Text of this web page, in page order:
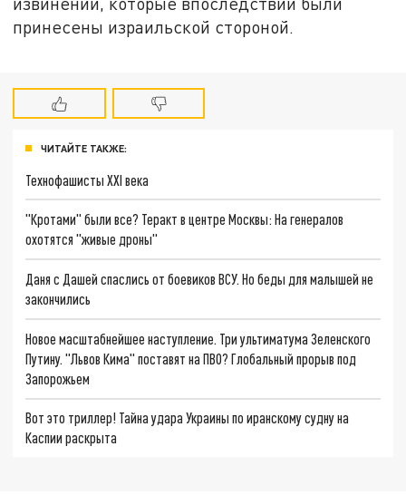
принесены израильской стороной.
ЧИТАЙТЕ ТАКЖЕ:
Технофашисты XXI века
"Кротами" были все? Теракт в центре Москвы: На генералов
охотятся "живые дроны"
Даня с Дашей спаслись от боевиков ВСУ. Но беды для малышей не
закончились
Новое масштабнейшее наступление. Три ультиматума Зеленского
Путину. "Львов Кима" поставят на ПВО? Глобальный прорыв под
Запорожьем
Вот это триллер! Тайна удара Украины по иранскому судну на
Каспии раскрыта